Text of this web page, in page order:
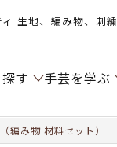
生地、編み物、刺
す 手芸を学ぶ
編み物 材料セット）